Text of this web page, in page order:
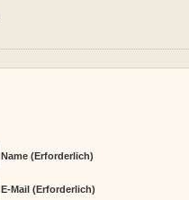
Name (erforderlich)
E-Mail (erforderlich)